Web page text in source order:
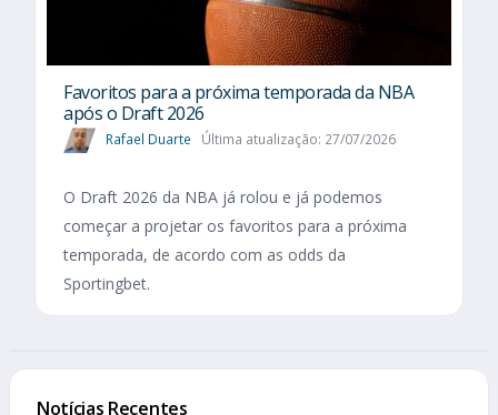
Favoritos para a próxima temporada da NBA
após o Draft 2026
Rafael Duarte Última atualização: 27/07/2026
O Draft 2026 da NBA já rolou e já podemos
começar a projetar os favoritos para a próxima
temporada, de acordo com as odds da
Sportingbet.
Notícias Recentes